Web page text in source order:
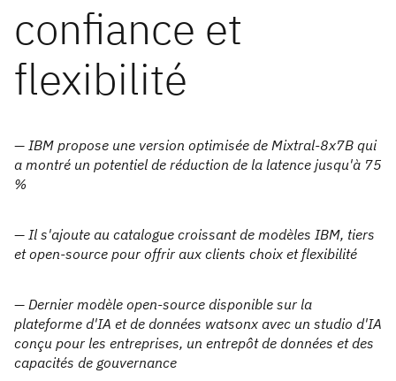
confiance et
flexibilité
— IBM propose une version optimisée de Mixtral-8x7B qui
a montré un potentiel de réduction de la latence jusqu'à 75
%
— Il s'ajoute au catalogue croissant de modèles IBM, tiers
et open-source pour offrir aux clients choix et flexibilité
— Dernier modèle open-source disponible sur la
plateforme d'IA et de données watsonx avec un studio d'IA
conçu pour les entreprises, un entrepôt de données et des
capacités de gouvernance